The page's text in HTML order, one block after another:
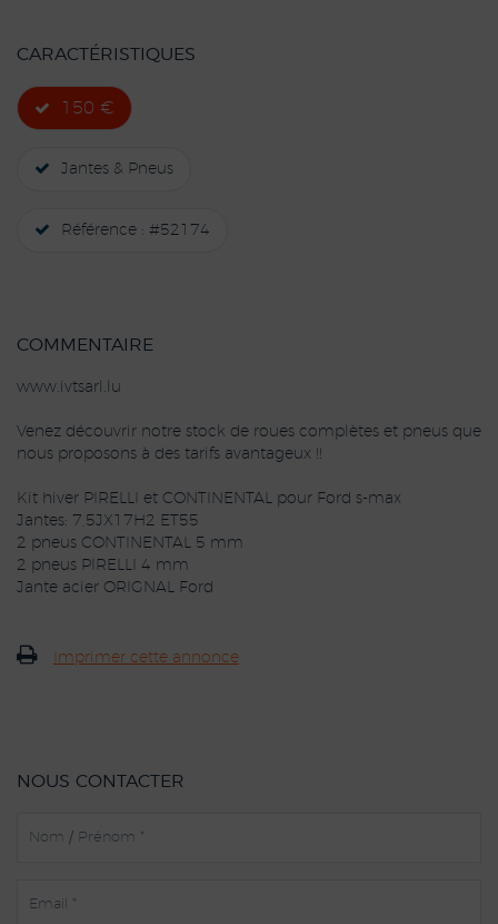
CARACTÉRISTIQUES
150 €
Jantes & Pneus
Référence : #52174
COMMENTAIRE
www.ivtsarl.lu
Venez découvrir notre stock de roues complètes et pneus que
nous proposons à des tarifs avantageux !!
Kit hiver PIRELLI et CONTINENTAL pour Ford s-max
Jantes: 7,5JX17H2 ET55
2 pneus CONTINENTAL 5 mm
2 pneus PIRELLI 4 mm
Jante acier ORIGNAL Ford
Imprimer cette annonce
NOUS CONTACTER